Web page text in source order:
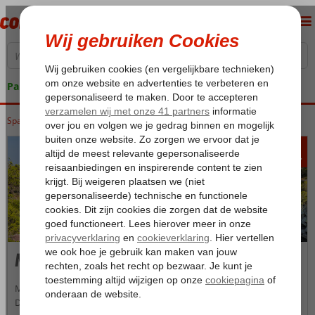
Pakketgarantie
Home
Spanje Balearen Mallorca
va 233 p.p.
Mallorca
Mallorca is één van de meest geliefde zonbestemmingen in Europa.
De witte zandstranden met overhangende palmbomen, immense